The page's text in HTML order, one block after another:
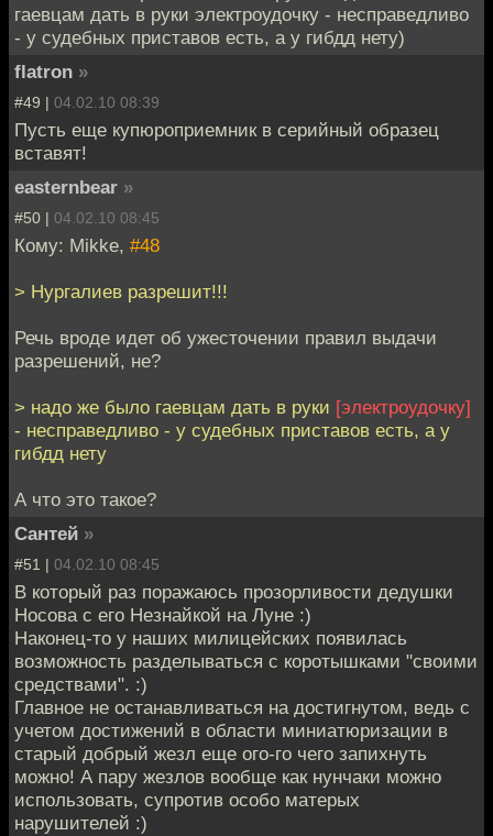
гаевцам дать в руки электроудочку - несправедливо
- у судебных приставов есть, а у гибдд нету)
flatron »
#49 | 04.02.10 08:39
Пусть еще купюроприемник в серийный образец
вставят!
easternbear »
#50 | 04.02.10 08:45
Кому: Mikke, #48
> Нургалиев разрешит!!!
Речь вроде идет об ужесточении правил выдачи
разрешений, не?
> надо же было гаевцам дать в руки [электроудочку]
- несправедливо - у судебных приставов есть, а у
гибдд нету
А что это такое?
Сантей »
#51 | 04.02.10 08:45
В который раз поражаюсь прозорливости дедушки
Носова с его Незнайкой на Луне :)
Наконец-то у наших милицейских появилась
возможность разделываться с коротышками "своими
средствами". :)
Главное не останавливаться на достигнутом, ведь с
учетом достижений в области миниатюризации в
старый добрый жезл еще ого-го чего запихнуть
можно! А пару жезлов вообще как нунчаки можно
использовать, супротив особо матерых
нарушителей :)